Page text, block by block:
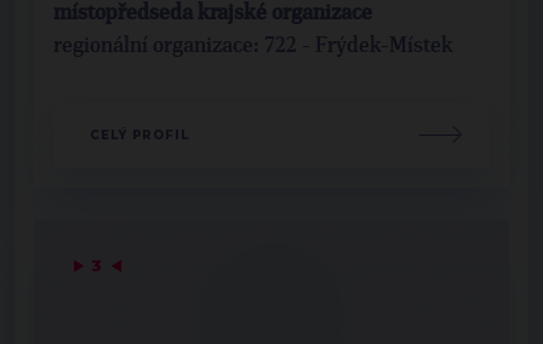
místopředseda krajské organizace
regionální organizace: 722 - Frýdek-Místek
CELÝ PROFIL
▶ 3 ◀